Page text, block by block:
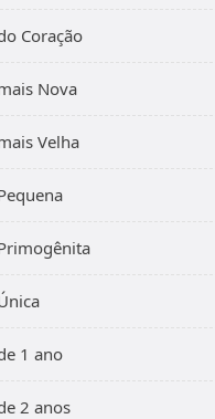
Coração
Nova
Velha
1 ano
2 anos